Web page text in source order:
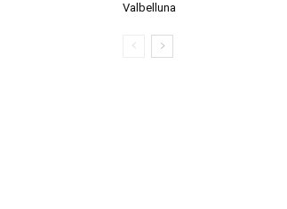
Valbelluna